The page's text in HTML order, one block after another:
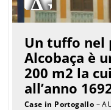
Un tuffo nel
Alcobaça è
200 m2 la
all’anno
Case in Portogallo –